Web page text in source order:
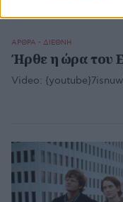
ΑΡΘΡΑ - ΔΙΕΘΝΗ
Ήρθε η ώρα του
Video: